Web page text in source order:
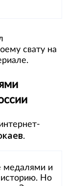
свату на
.
медалями и
Но